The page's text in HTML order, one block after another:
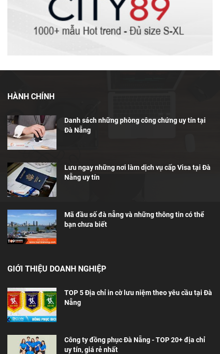
HÀNH CHÍNH
Danh sách những phòng công chứng uy tín tại
Đà Nẵng
Lưu ngay những nơi làm dịch vụ cấp Visa tại Đà
Nẵng uy tín
Mã đầu số đà nẵng và những thông tin có thể
bạn chưa biết
GIỚI THIỆU DOANH NGHIỆP
TOP 5 Địa chỉ in cờ lưu niệm theo yêu cầu tại Đà
Nẵng
Công ty đồng phục Đà Nẵng - TOP 20+ địa chỉ
uy tín, giá rẻ nhất